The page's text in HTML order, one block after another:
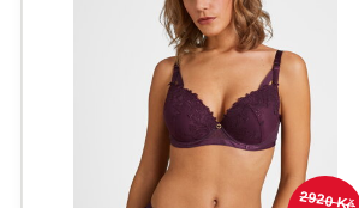
2920 Kč